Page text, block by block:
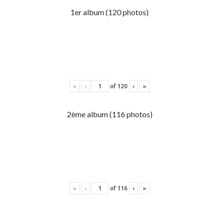
1er album (120 photos)
« ‹ of 120 › »
2ème album (116 photos)
« ‹ of 116 › »